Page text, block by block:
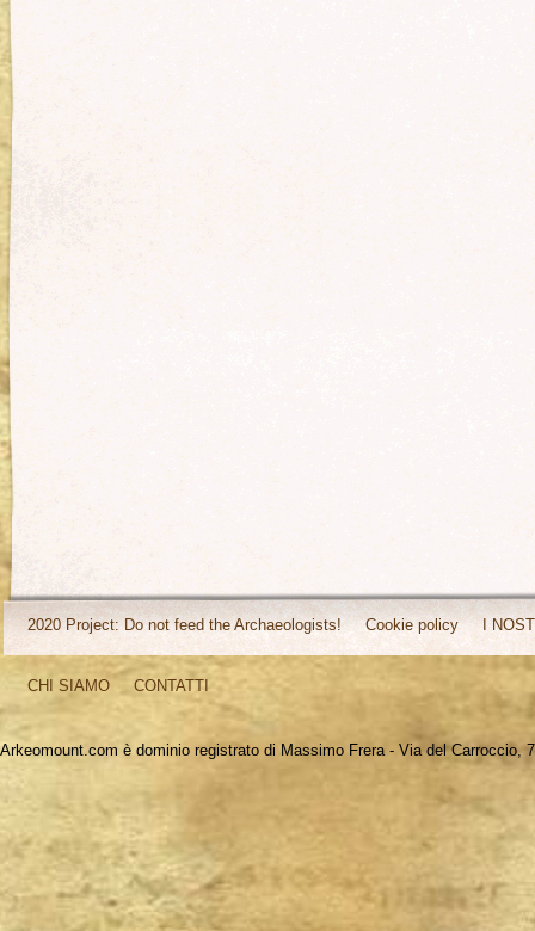
2020 Project: Do not feed the Archaeologists! Cookie policy I
CHI SIAMO CONTATTI
Arkeomount.com è dominio registrato di Massimo Frera - Via del